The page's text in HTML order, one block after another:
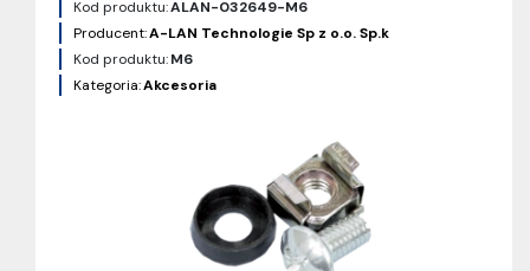
Kod produktu:ALAN-032649-M6
Producent:A-LAN Technologie Sp z o.o. Sp.k
Kod produktu:M6
Kategoria:Akcesoria